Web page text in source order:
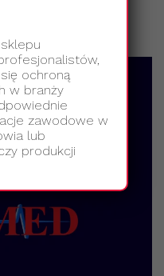
ochroną
w branży
zawodowe w
lub
produkcji